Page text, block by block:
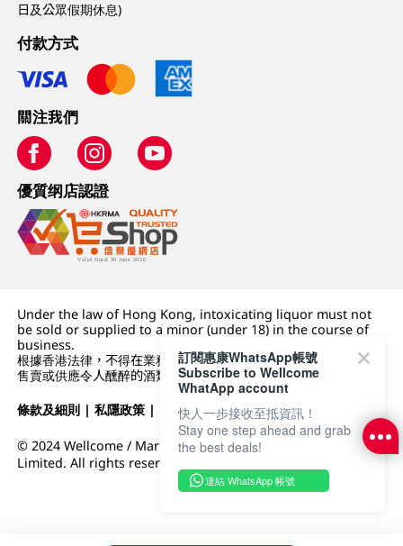
日及公眾假期休息)
付款方式
關注我們
優質纲店認證
Under the law of Hong Kong, intoxicating liquor must not
be sold or supplied to a minor (under 18) in the course of
business.
根據香港法律，不得在業務過程中，向未成年人 (18 歲以下人士)
售賣或供應令人醺醉的酒類。
條款及細則 |私隱政策 | DFI零售集團
© 2024 Wellcome / Market Place. The Dairy Farm Company
Limited. All rights reserved.
訂閱惠康WhatsApp帳號
Subscribe to Wellcome
WhatApp account
快人一步接收至抵資訊！
Stay one step ahead and grab
the best deals!
連結 WhatsApp 帳號